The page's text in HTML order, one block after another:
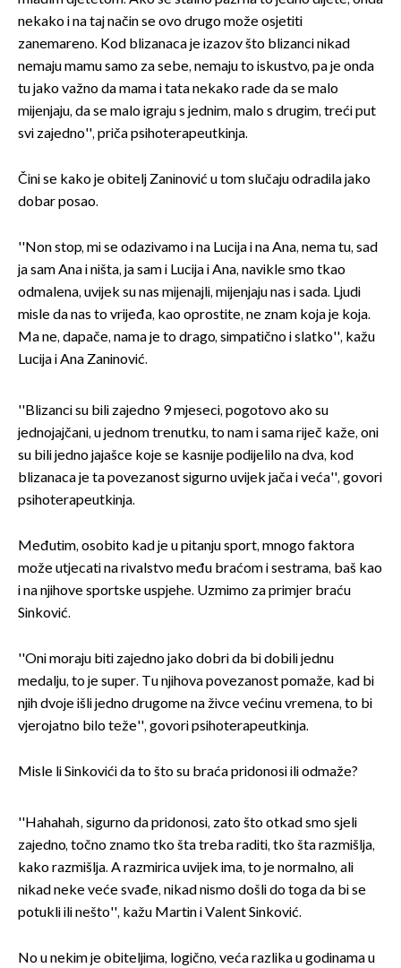
nekako i na taj način se ovo drugo može osjetiti
zanemareno. Kod blizanaca je izazov što blizanci nikad
nemaju mamu samo za sebe, nemaju to iskustvo, pa je onda
tu jako važno da mama i tata nekako rade da se malo
mijenjaju, da se malo igraju s jednim, malo s drugim, treći put
svi zajedno'', priča psihoterapeutkinja.
Čini se kako je obitelj Zaninović u tom slučaju odradila jako
dobar posao.
''Non stop, mi se odazivamo i na Lucija i na Ana, nema tu, sad
ja sam Ana i ništa, ja sam i Lucija i Ana, navikle smo tkao
odmalena, uvijek su nas mijenajli, mijenjaju nas i sada. Ljudi
misle da nas to vrijeđa, kao oprostite, ne znam koja je koja.
Ma ne, dapače, nama je to drago, simpatično i slatko'', kažu
Lucija i Ana Zaninović.
''Blizanci su bili zajedno 9 mjeseci, pogotovo ako su
jednojajčani, u jednom trenutku, to nam i sama riječ kaže, oni
su bili jedno jajašce koje se kasnije podijelilo na dva, kod
blizanaca je ta povezanost sigurno uvijek jača i veća'', govori
psihoterapeutkinja.
Međutim, osobito kad je u pitanju sport, mnogo faktora
može utjecati na rivalstvo među braćom i sestrama, baš kao
i na njihove sportske uspjehe. Uzmimo za primjer braću
Sinković.
''Oni moraju biti zajedno jako dobri da bi dobili jednu
medalju, to je super. Tu njihova povezanost pomaže, kad bi
njih dvoje išli jedno drugome na živce većinu vremena, to bi
vjerojatno bilo teže'', govori psihoterapeutkinja.
Misle li Sinkovići da to što su braća pridonosi ili odmaže?
''Hahahah, sigurno da pridonosi, zato što otkad smo sjeli
zajedno, točno znamo tko šta treba raditi, tko šta razmišlja,
kako razmišlja. A razmirica uvijek ima, to je normalno, ali
nikad neke veće svađe, nikad nismo došli do toga da bi se
potukli ili nešto'', kažu Martin i Valent Sinković.
No u nekim je obiteljima, logično, veća razlika u godinama u